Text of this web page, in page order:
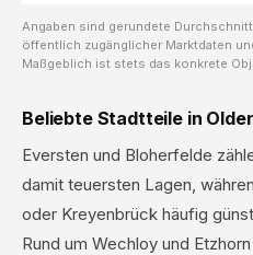
Angaben sind gerundete
öffentlich zugänglicher Marktdaten
Maßgeblich ist stets das konkrete
Beliebte Stadtteile in
Eversten und Bloherfelde
damit teuersten Lagen,
oder Kreyenbrück häufig
Rund um Wechloy und